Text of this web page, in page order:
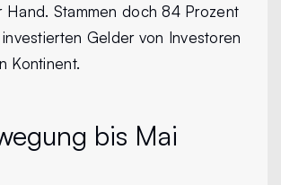
Hand. Stammen doch 84 Prozent
Gelder von Investoren
Kontinent.
bis Mai